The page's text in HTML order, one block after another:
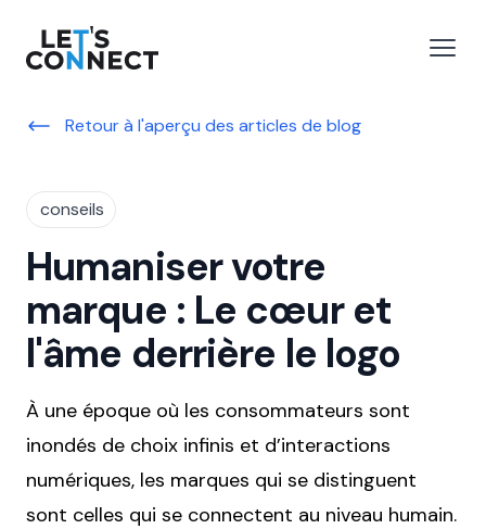
Let's Connect
le menu
Retour à l'aperçu des articles de blog
conseils
Humaniser votre
marque : Le cœur et
l'âme derrière le logo
À une époque où les consommateurs sont
inondés de choix infinis et d’interactions
numériques, les marques qui se distinguent
sont celles qui se connectent au niveau humain.